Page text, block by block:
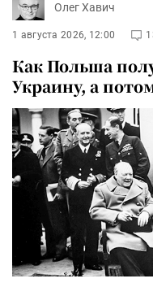
Олег Хавич
1 августа 2026, 12:00
Как Польша
Украину, а